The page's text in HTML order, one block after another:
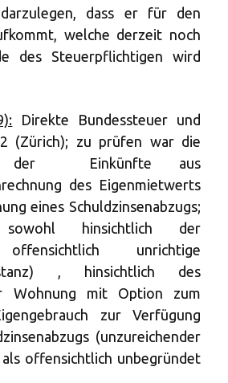
dass er für den
welche derzeit noch
des Steuerpflichtigen wird
Direkte Bundessteuer und
(Zürich); zu prüfen war die
der Einkünfte aus
des Eigenmietwerts
eines Schuldzinsenabzugs;
hinsichtlich der
unrichtige
, hinsichtlich des
Wohnung mit Option zum
zur Verfügung
(unzureichender
offensichtlich unbegründet